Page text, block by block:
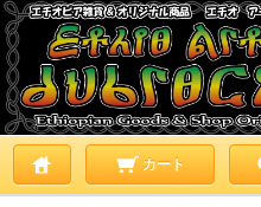
カート